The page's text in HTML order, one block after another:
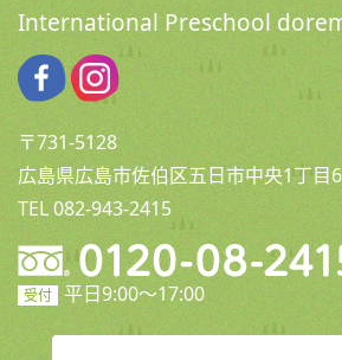
International Preschool
〒731-5128
広島県広島市佐伯区五日市中央1丁目
TEL 082-943-2415
受付 平日9:00〜17:00